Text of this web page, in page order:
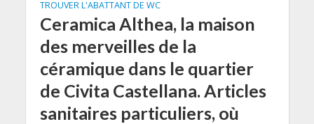
TROUVER L'ABATTANT DE WC
Ceramica Althea, la maison
des merveilles de la
céramique dans le quartier
de Civita Castellana. Articles
sanitaires particuliers, où